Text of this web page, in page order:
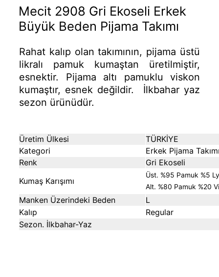
Mecit 2908 Gri Ekoseli Erkek
Büyük Beden Pijama Takımı
Rahat kalıp olan takımının, pijama üstü
likralı pamuk kumaştan üretilmiştir,
esnektir. Pijama altı pamuklu viskon
kumaştır, esnek değildir. İlkbahar yaz
sezon ürünüdür.
Üretim Ülkesi
TÜRKİYE
Kategori
Erkek Pijama
Renk
Gri Ekoseli
Kumaş Karışımı
Üst. %95 Pamuk %5
Alt. %80 Pamuk %20
Manken Üzerindeki Beden
L
Kalıp
Regular
Sezon. İlkbahar-Yaz